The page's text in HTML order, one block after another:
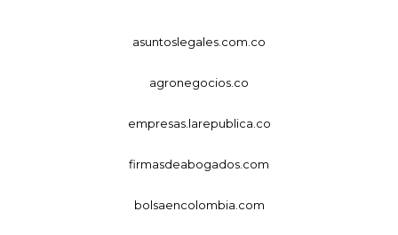
asuntoslegales.com.co
agronegocios.co
empresas.larepublica.co
firmasdeabogados.com
bolsaencolombia.com